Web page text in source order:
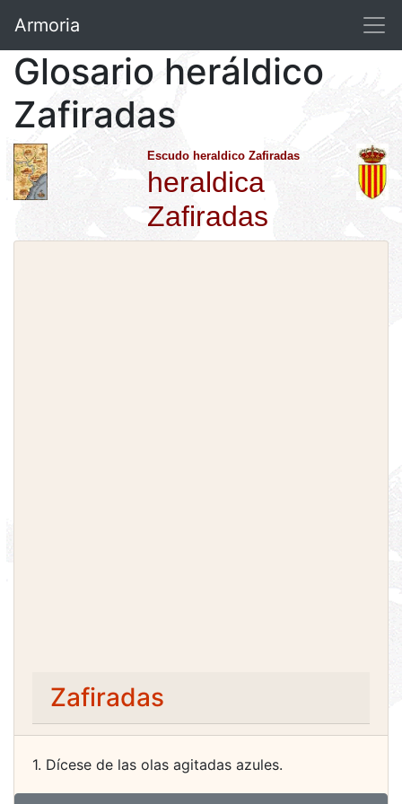
Armoria
Glosario heráldico
Zafiradas
Escudo heraldico Zafiradas
heraldica
Zafiradas
Zafiradas
1. Dícese de las olas agitadas azules.